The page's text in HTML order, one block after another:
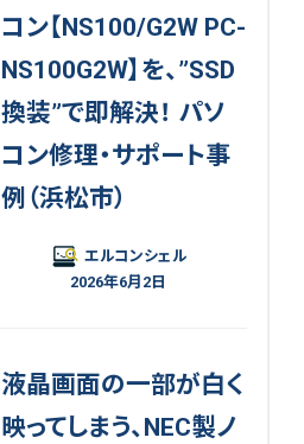
コン【NS100/G2W PC-
NS100G2W】を、”SSD
換装”で即解決！ パソ
コン修理・サポート事
例（浜松市）
エルコンシェル
2026年6月2日
液晶画面の一部が白く
映ってしまう、NEC製ノ